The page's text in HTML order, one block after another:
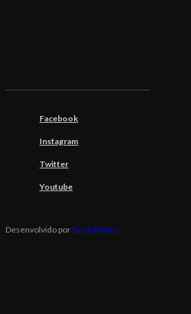
Facebook
Instagram
Twitter
Youtube
Desenvolvido porSaulo Moura